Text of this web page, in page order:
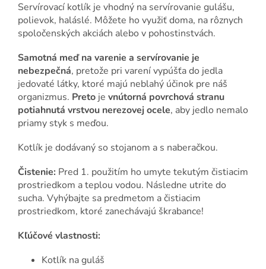
Servírovací kotlík je vhodný na servírovanie gulášu,
polievok, haláslé. Môžete ho využiť doma, na rôznych
spoločenských akciách alebo v pohostinstvách.
Samotná meď na varenie a servírovanie je
nebezpečná, pretože pri varení vypúšťa do jedla
jedovaté látky, ktoré majú neblahý účinok pre náš
organizmus. Preto je vnútorná povrchová stranu
potiahnutá vrstvou nerezovej ocele, aby jedlo nemalo
priamy styk s meďou.
Kotlík je dodávaný so stojanom a s naberačkou.
Čistenie: Pred 1. použitím ho umyte tekutým čistiacim
prostriedkom a teplou vodou. Následne utrite do
sucha. Vyhýbajte sa predmetom a čistiacim
prostriedkom, ktoré zanechávajú škrabance!
Kľúčové vlastnosti:
Kotlík na guláš